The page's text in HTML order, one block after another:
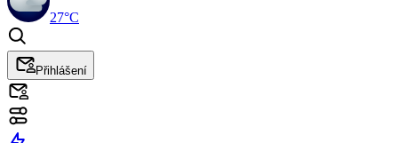
27°C
Přihlášení